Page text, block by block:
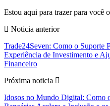
Estou aqui para trazer para você
Noticia anterior
Trade24Seven: Como o Suporte
Experiência de Investimento e
Financeiro
Próxima noticia
Idosos no Mundo Digital: Como